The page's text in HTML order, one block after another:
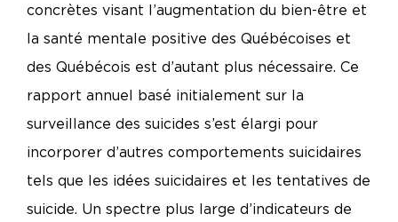
concrètes visant l’augmentation du bien-être et
la santé mentale positive des Québécoises et
des Québécois est d’autant plus nécessaire. Ce
rapport annuel basé initialement sur la
surveillance des suicides s’est élargi pour
incorporer d’autres comportements suicidaires
tels que les idées suicidaires et les tentatives de
suicide. Un spectre plus large d’indicateurs de